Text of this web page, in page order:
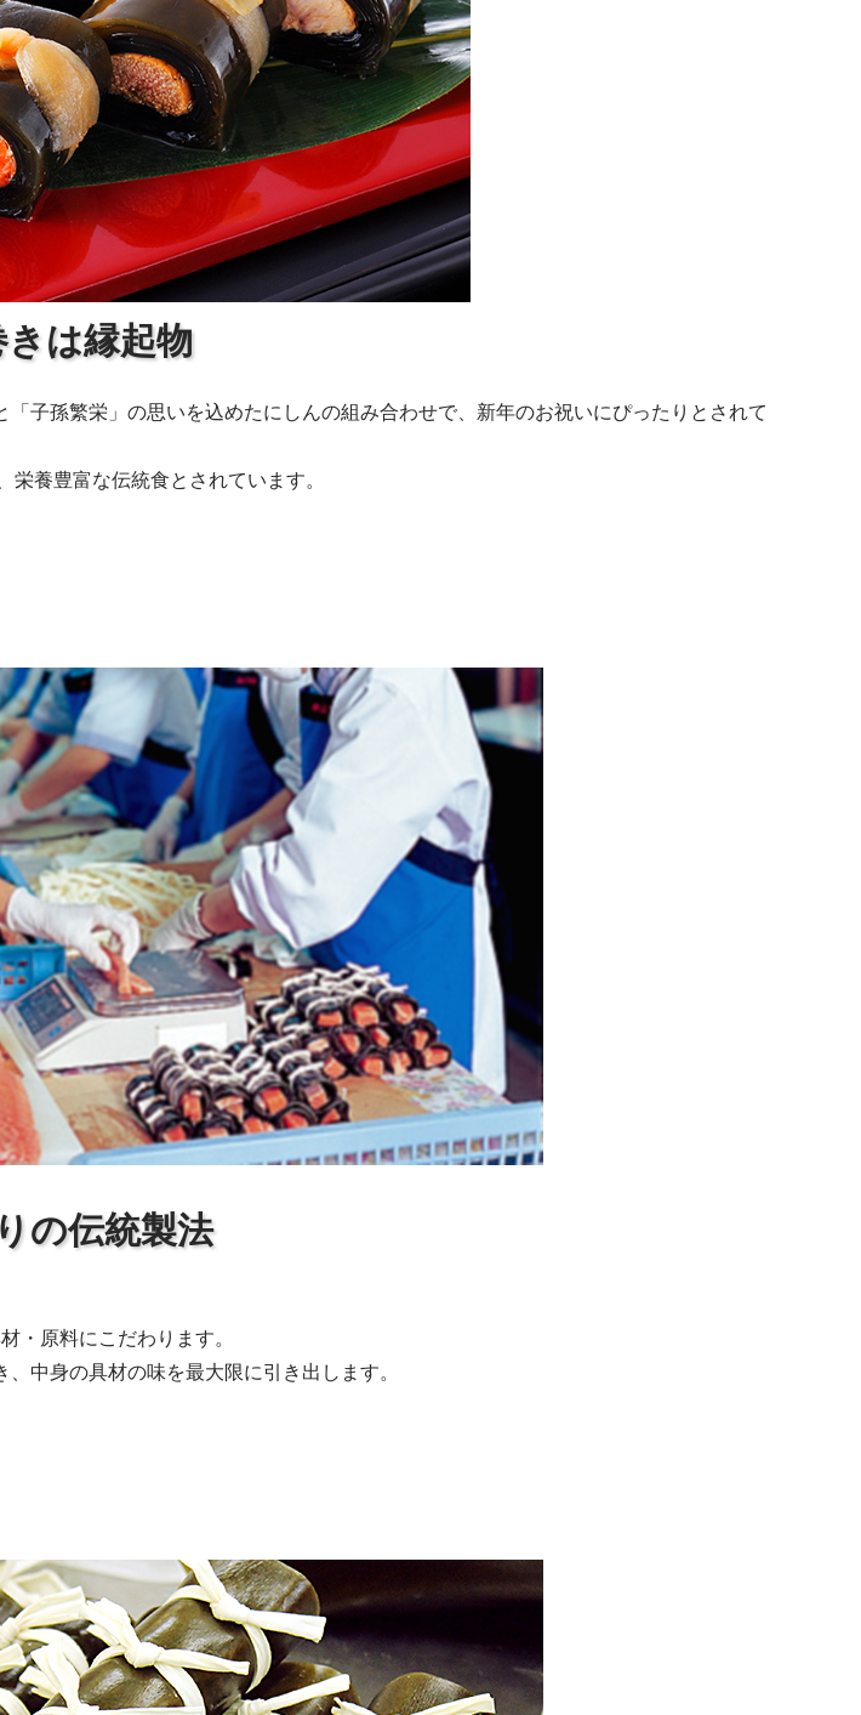
きは縁起物
子孫繁栄」の思いを込めたにしんの組み合わせで、新年のお祝いにぴったりとされて
養豊富な伝統食とされています。
の伝統製法
・原料にこだわります。
中身の具材の味を最大限に引き出します。